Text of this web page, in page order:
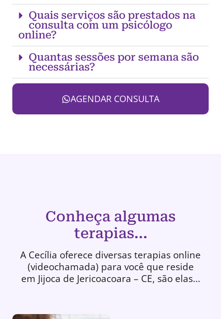
Quais serviços são prestados na
consulta com um psicólogo
online?
Quantas sessões por semana são
necessárias?
AGENDAR CONSULTA
Conheça algumas
terapias...
A Cecília oferece diversas terapias online
(videochamada) para você que reside
em Jijoca de Jericoacoara – CE, são elas...